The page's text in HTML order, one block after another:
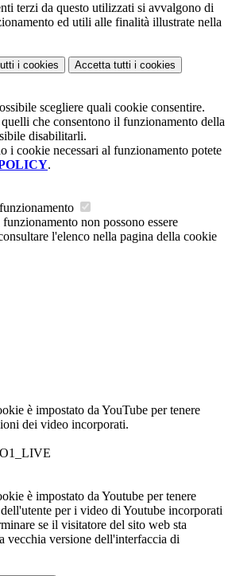
terzi da questo utilizzati si avvalgono di
ed utili alle finalità illustrate nella
i cookies Accetta tutti i cookies
scegliere quali cookie consentire.
che consentono il funzionamento della
disabilitarli.
i cookie necessari al funzionamento potete
.
non possono essere
l'elenco nella pagina della cookie
è impostato da YouTube per tenere
dei video incorporati.
è impostato da Youtube per tenere
per i video di Youtube incorporati
se il visitatore del sito web sta
vecchia versione dell'interfaccia di